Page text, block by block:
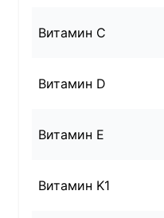
Витамин C
Витамин D
Витамин E
Витамин K1